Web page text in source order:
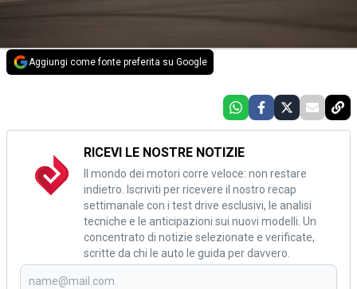
Aggiungi come fonte preferita su Google
RICEVI LE NOSTRE NOTIZIE
Il mondo dei motori corre veloce: non restare
indietro. Iscriviti per ricevere il nostro recap
settimanale con i test drive esclusivi, le analisi
tecniche e le anticipazioni sui nuovi modelli. Un
concentrato di notizie selezionate e verificate,
scritte da chi le auto le guida per davvero.